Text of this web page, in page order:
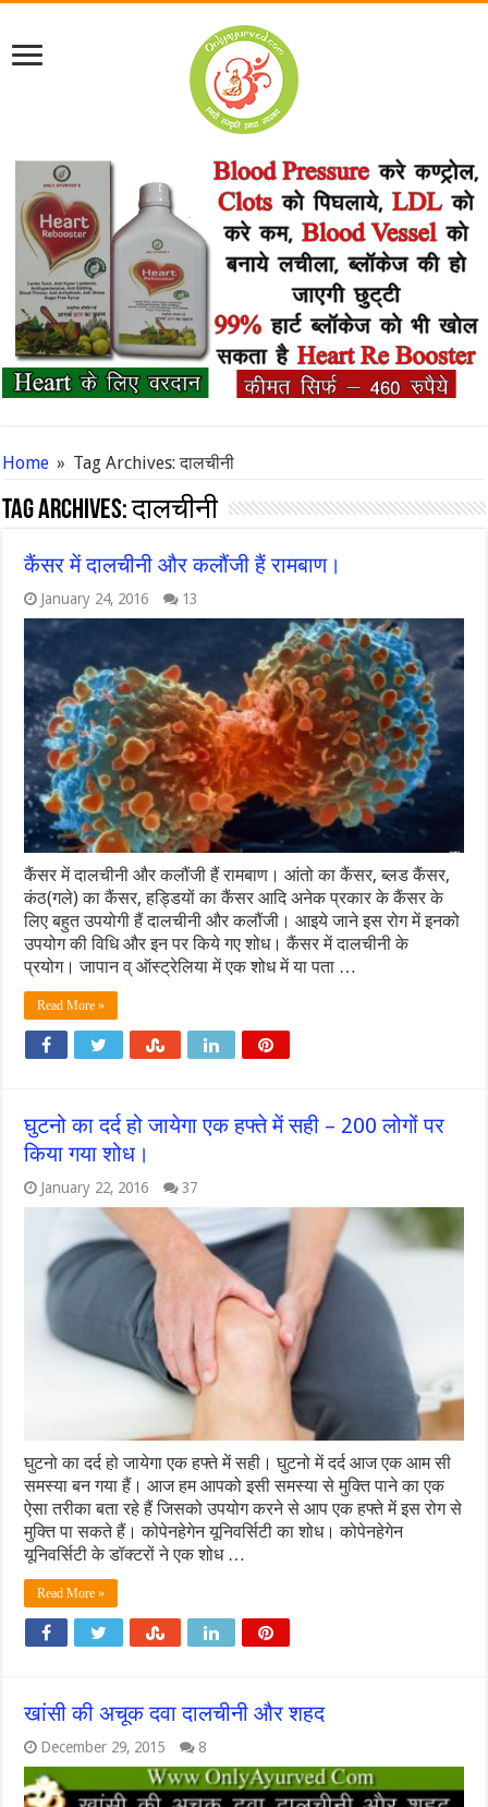
Home » Tag Archives: दालचीनी
Tag Archives:दालचीनी
कैंसर में दालचीनी और कलौंजी हैं रामबाण।
January 24, 2016 13
कैंसर में दालचीनी और कलौंजी हैं रामबाण। आंतो का कैंसर, ब्लड कैंसर,
कंठ(गले) का कैंसर, हड्डियों का कैंसर आदि अनेक प्रकार के कैंसर के
लिए बहुत उपयोगी हैं दालचीनी और कलौंजी। आइये जाने इस रोग में इनको
उपयोग की विधि और इन पर किये गए शोध। कैंसर में दालचीनी के
प्रयोग। जापान व् ऑस्ट्रेलिया में एक शोध में या पता …
Read More »
घुटनो का दर्द हो जायेगा एक हफ्ते में सही – 200 लोगों पर
किया गया शोध।
January 22, 2016 37
घुटनो का दर्द हो जायेगा एक हफ्ते में सही। घुटनो में दर्द आज एक आम सी
समस्या बन गया हैं। आज हम आपको इसी समस्या से मुक्ति पाने का एक
ऐसा तरीका बता रहे हैं जिसको उपयोग करने से आप एक हफ्ते में इस रोग से
मुक्ति पा सकते हैं। कोपेनहेगेन यूनिवर्सिटी का शोध। कोपेनहेगेन
यूनिवर्सिटी के डॉक्टरों ने एक शोध …
Read More »
खांसी की अचूक दवा दालचीनी और शहद
December 29, 2015 8